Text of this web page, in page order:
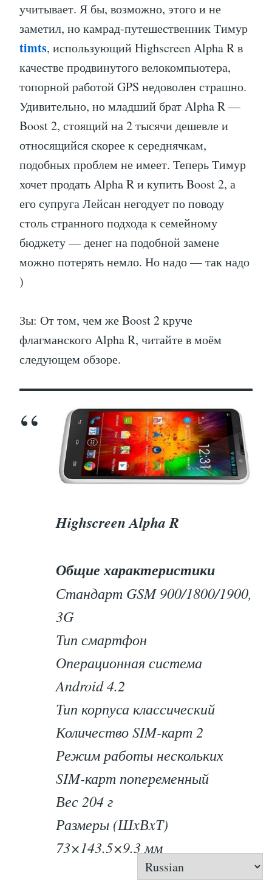
учитывает. Я бы, возможно, этого и не
заметил, но камрад-путешественник Тимур
timts, использующий Highscreen Alpha R в
качестве продвинутого велокомпьютера,
топорной работой GPS недоволен страшно.
Удивительно, но младший брат Alpha R —
Boost 2, стоящий на 2 тысячи дешевле и
относящийся скорее к середнячкам,
подобных проблем не имеет. Теперь Тимур
хочет продать Alpha R и купить Boost 2, а
его супруга Лейсан негодует по поводу
столь странного подхода к семейному
бюджету — денег на подобной замене
можно потерять немло. Но надо — так надо
)
Зы: От том, чем же Boost 2 круче
флагманского Alpha R, читайте в моём
следующем обзоре.
Highscreen Alpha R
Общие характеристики
Стандарт GSM 900/1800/1900,
3G
Тип смартфон
Операционная система
Android 4.2
Тип корпуса классический
Количество SIM-карт 2
Режим работы нескольких
SIM-карт попеременный
Вес 204 г
Размеры (ШxВxТ)
73×143.5×9.3 мм